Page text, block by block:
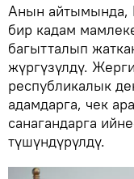
Анын айтымында,
бир кадам
багытталып
жүргүзүлдү.
республикалык
адамдарга, чек
санагандарга
түшүндүрүлдү.